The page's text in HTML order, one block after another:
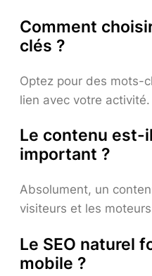
Comment
clés ?
Optez pour des mots-
lien avec votre activité.
Le contenu est-
important ?
Absolument, un
visiteurs et les
Le SEO naturel
mobile ?